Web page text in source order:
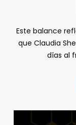
Este balance
que Claudia
días al